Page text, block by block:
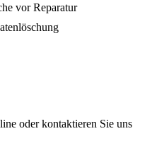
vor Reparatur
oder kontaktieren Sie uns